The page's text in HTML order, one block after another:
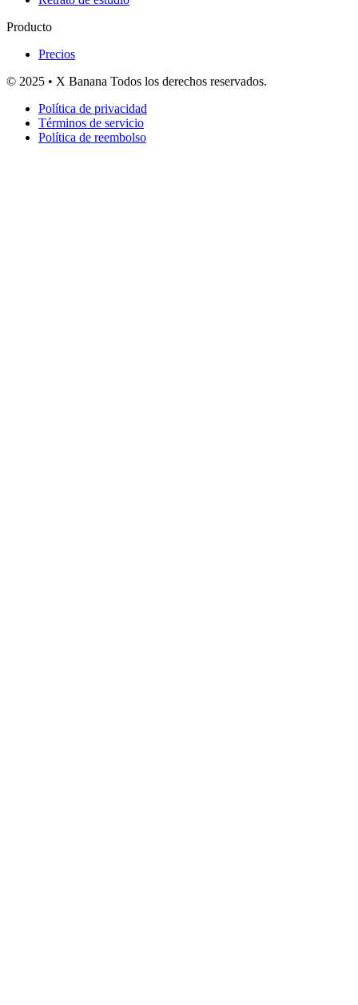
Producto
Precios
© 2025 • X Banana Todos los derechos reservados.
Política de privacidad
Términos de servicio
Política de reembolso